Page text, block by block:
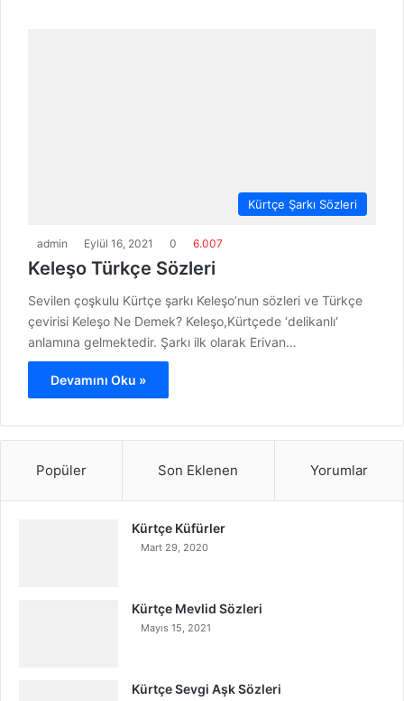
Kürtçe Şarkı Sözleri
admin Eylül 16, 2021 0 6.007
Keleşo Türkçe Sözleri
Sevilen çoşkulu Kürtçe şarkı Keleşo’nun sözleri ve Türkçe
çevirisi Keleşo Ne Demek? Keleşo,Kürtçede ‘delikanlı‘
anlamına gelmektedir. Şarkı ilk olarak Erivan…
Devamını Oku »
Popüler Son Eklenen Yorumlar
Kürtçe Küfürler
Mart 29, 2020
Kürtçe Mevlid Sözleri
Mayıs 15, 2021
Kürtçe Sevgi Aşk Sözleri